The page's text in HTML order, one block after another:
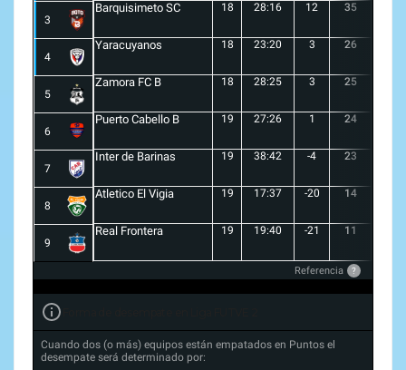
3
Barquisimeto SC 18 28:16 12 35
4
Yaracuyanos 18 23:20 3 26
5
Zamora FC B 18 28:25 3 25
6
Puerto Cabello B 19 27:26 1 24
7
Inter de Barinas 19 38:42 -4 23
8
Atletico El Vigia 19 17:37 -20 14
9
Real Frontera 19 19:40 -21 11
Referencia ?
Cuando dos (o más) equipos están empatados en Puntos el
desempate será determinado por: